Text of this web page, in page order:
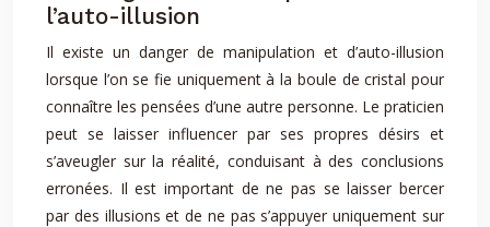
l’auto-illusion
Il existe un danger de manipulation et d’auto-illusion
lorsque l’on se fie uniquement à la boule de cristal pour
connaître les pensées d’une autre personne. Le praticien
peut se laisser influencer par ses propres désirs et
s’aveugler sur la réalité, conduisant à des conclusions
erronées. Il est important de ne pas se laisser bercer
par des illusions et de ne pas s’appuyer uniquement sur